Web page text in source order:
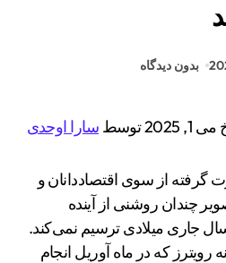
بدون دیدگاه
توسط سارا اوحدی
گرفته از سوی اقتصاددانان و
چندان روشنی از آینده
جاری میلادی ترسیم نمی‌کند.
که در ماه آوریل انجام